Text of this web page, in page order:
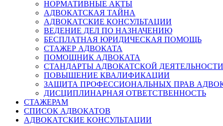
НОРМАТИВНЫЕ АКТЫ
АДВОКАТСКАЯ ТАЙНА
АДВОКАТСКИЕ КОНСУЛЬТАЦИИ
ВЕДЕНИЕ ДЕЛ ПО НАЗНАЧЕНИЮ
БЕСПЛАТНАЯ ЮРИДИЧЕСКАЯ ПОМОЩЬ
СТАЖЕР АДВОКАТА
ПОМОЩНИК АДВОКАТА
СТАНДАРТЫ АДВОКАТСКОЙ ДЕЯТЕЛЬНОСТИ
ПОВЫШЕНИЕ КВАЛИФИКАЦИИ
ЗАЩИТА ПРОФЕССИОНАЛЬНЫХ ПРАВ
ДИСЦИПЛИНАРНАЯ ОТВЕТСТВЕННОСТЬ
СТАЖЕРАМ
СПИСОК АДВОКАТОВ
АДВОКАТСКИЕ КОНСУЛЬТАЦИИ